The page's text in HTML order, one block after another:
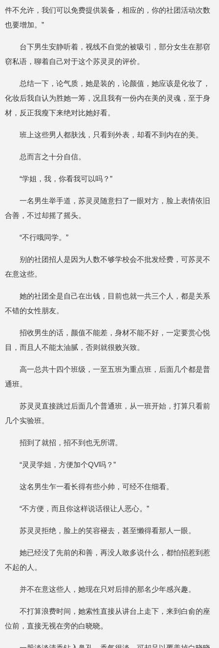
件不允许，我们可以免费提供装备，相应的，你的社团活动次数
也要增加。”
台下男生安静听着，视线不自觉的被吸引，部分女生在那窃
窃私语，聊着自己对于这个苏灵灵的评价。
总结一下，论气质，她是装的，论颜值，她应该是化妆了，
化妆后我自认为胜她一筹，况且我有一份内在美的灵魂，至于身
材，反正我瘦下来绝对比她好看。
班上这些男人都肤浅，只看到外表，却看不到内在的美。
总而言之十分自信。
“学姐，我，你看我可以吗？”
一名男生举手道，苏灵灵随意扫了一眼对方，脸上表情依旧
合善，不过却摇了摇头。
“不行哦同学。”
别的社团招人是因为人数不够学校会不批发经费，可苏灵不
在意这些。
她的社团全是自己在出钱，目前也就一共三个人，都是关系
不错的女性朋友。
招收男生的话，颜值不能差，身材不能不好，一定要赏心悦
目，而且人不能太油腻，否则就很败兴致。
高一总共十四个班级，一至五班为重点班，后面几个都是普
通班。
苏灵灵直接跳过后面几个普通班，从一班开始，打算只看前
几个实验班。
招到了就招，招不到也无所谓。
“灵灵学姐，方便加个QV吗？”
这名男生乍一看长得有些小帅，可经不住细看。
“不方便，而且你这样说话很让人恶心。”
苏灵灵拒绝，脸上的笑容褪去，甚至懒得看那人一眼。
她已经没了先前的和善，再没人敢多说什么，都怕招惹到惹
不起的人。
并不在意这些人，她现在只对后排的那名少年感兴趣。
不打算浪费时间，她索性直接从讲台上走下，来到白俞的座
位前，直接无视在旁的白晓晓。